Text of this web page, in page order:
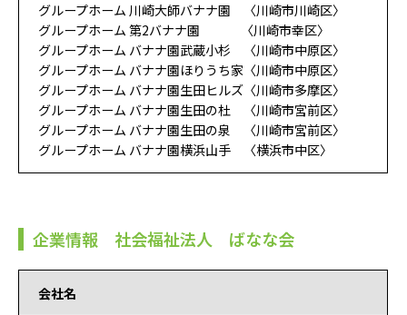
グループホーム 川崎大師バナナ園 〈川崎市川崎区〉
グループホーム 第2バナナ園 〈川崎市幸区〉
グループホーム バナナ園武蔵小杉 〈川崎市中原区〉
グループホーム バナナ園ほりうち家〈川崎市中原区〉
グループホーム バナナ園生田ヒルズ〈川崎市多摩区〉
グループホーム バナナ園生田の杜 〈川崎市宮前区〉
グループホーム バナナ園生田の泉 〈川崎市宮前区〉
グループホーム バナナ園横浜山手 〈横浜市中区〉
企業情報 社会福祉法人 ばなな会
会社名